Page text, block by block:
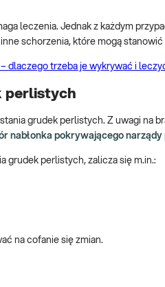
leczenia. Jednak z każdym
schorzenia, które mogą stanowić
dlaczego trzeba je wykrywać i
perlistych
grudek perlistych. Z uwagi na
nabłonka pokrywającego narządy
grudek perlistych, zalicza się m.in.:
na cofanie się zmian.